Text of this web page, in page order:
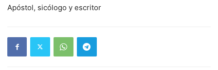
Apóstol, sicólogo y escritor